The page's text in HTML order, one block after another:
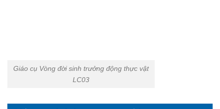
Giáo cụ Vòng đời sinh trưởng động thực vật
LC03